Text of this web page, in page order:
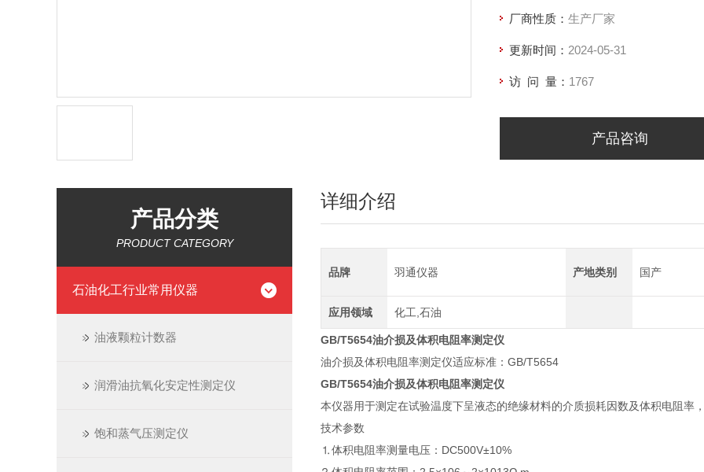
厂商性质： 生产厂家
更新时间： 2024-05-31
访 问 量： 1767
产品咨询
产品分类
PRODUCT CATEGORY
石油化工行业常用仪器
油液颗粒计数器
润滑油抗氧化安定性测定仪
饱和蒸气压测定仪
详细介绍
品牌 羽通仪器 产地类别 国产
应用领域 化工,石油
GB/T5654油介损及体积电阻率测定仪
油介损及体积电阻率测定仪适应标准：GB/T5654
GB/T5654油介损及体积电阻率测定仪
本仪器用于测定在试验温度下呈液态的绝缘材料的介质损耗因数及体积电阻率
技术参数
⒈体积电阻率测量电压：DC500V±10%